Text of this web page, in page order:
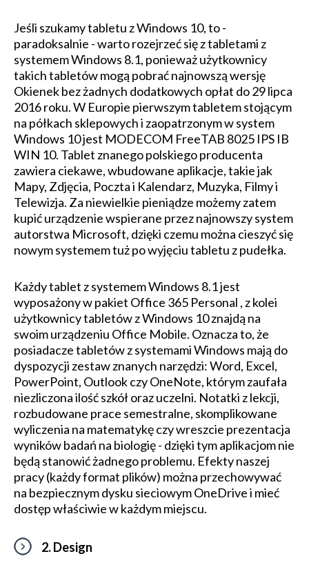
Jeśli szukamy tabletu z Windows 10, to -
paradoksalnie - warto rozejrzeć się z tabletami z
systemem Windows 8.1, ponieważ użytkownicy
takich tabletów mogą pobrać najnowszą wersję
Okienek bez żadnych dodatkowych opłat do 29 lipca
2016 roku. W Europie pierwszym tabletem stojącym
na półkach sklepowych i zaopatrzonym w system
Windows 10 jest MODECOM FreeTAB 8025 IPS IB
WIN 10. Tablet znanego polskiego producenta
zawiera ciekawe, wbudowane aplikacje, takie jak
Mapy, Zdjęcia, Poczta i Kalendarz, Muzyka, Filmy i
Telewizja. Za niewielkie pieniądze możemy zatem
kupić urządzenie wspierane przez najnowszy system
autorstwa Microsoft, dzięki czemu można cieszyć się
nowym systemem tuż po wyjęciu tabletu z pudełka.
Każdy tablet z systemem Windows 8.1 jest
wyposażony w pakiet Office 365 Personal , z kolei
użytkownicy tabletów z Windows 10 znajdą na
swoim urządzeniu Office Mobile. Oznacza to, że
posiadacze tabletów z systemami Windows mają do
dyspozycji zestaw znanych narzędzi: Word, Excel,
PowerPoint, Outlook czy OneNote, którym zaufała
niezliczona ilość szkół oraz uczelni. Notatki z lekcji,
rozbudowane prace semestralne, skomplikowane
wyliczenia na matematykę czy wreszcie prezentacja
wyników badań na biologię - dzięki tym aplikacjom nie
będą stanowić żadnego problemu. Efekty naszej
pracy (każdy format plików) można przechowywać
na bezpiecznym dysku sieciowym OneDrive i mieć
dostęp właściwie w każdym miejscu.
2. Design